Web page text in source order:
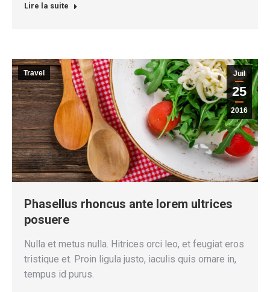
Lire la suite
Juil
25
2016
Travel
Phasellus rhoncus ante lorem ultrices
posuere
Nulla et metus nulla. Hitrices orci leo, et feugiat eros
tristique et. Proin ligula justo, iaculis quis ornare in,
tempus id purus.